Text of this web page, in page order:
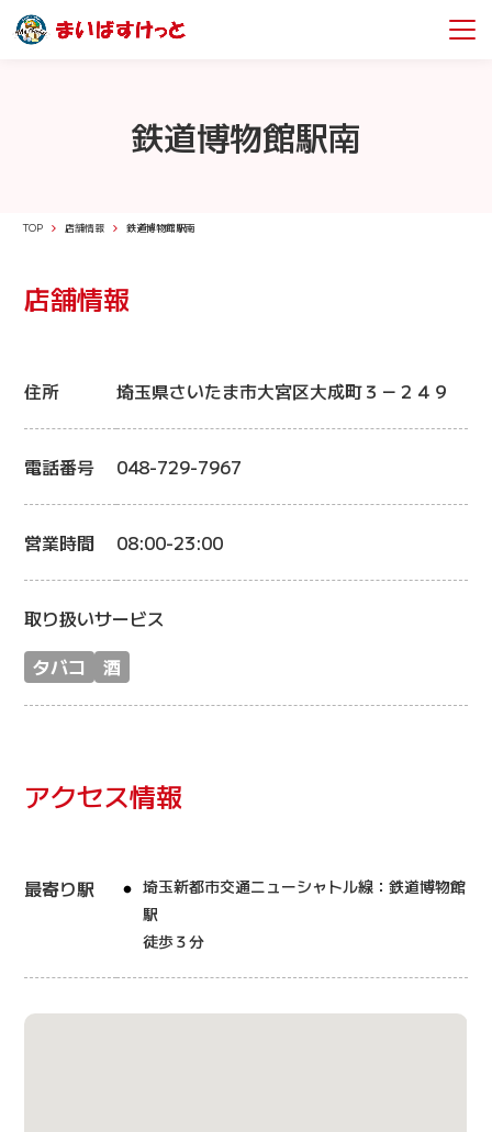
鉄道博物館駅南
TOP 店舗情報 鉄道博物館駅南
店舗情報
住所 埼玉県さいたま市大宮区大成町３－２４９
電話番号 048-729-7967
営業時間 08:00-23:00
取り扱いサービス
タバコ
酒
アクセス情報
最寄り駅
埼玉新都市交通ニューシャトル線：鉄道博物館
駅
徒歩３分